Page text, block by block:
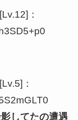
：
：
してたの遭遇